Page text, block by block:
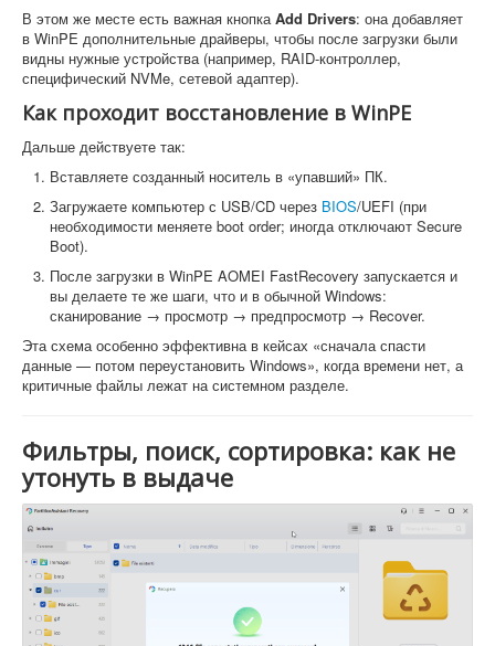
В этом же месте есть важная кнопкаAdd Drivers: она добавляет
в WinPE дополнительные драйверы, чтобы после загрузки были
видны нужные устройства (например, RAID-контроллер,
специфический NVMe, сетевой адаптер).
Как проходит восстановление в WinPE
Дальше действуете так:
Вставляете созданный носитель в «упавший» ПК.
Загружаете компьютер с USB/CD через BIOS/UEFI (при
необходимости меняете boot order; иногда отключают Secure
Boot).
После загрузки в WinPE AOMEI FastRecovery запускается и
вы делаете те же шаги, что и в обычной Windows:
сканирование → просмотр → предпросмотр → Recover.
Эта схема особенно эффективна в кейсах «сначала спасти
данные — потом переустановить Windows», когда времени нет, а
критичные файлы лежат на системном разделе.
Фильтры, поиск, сортировка: как не
утонуть в выдаче